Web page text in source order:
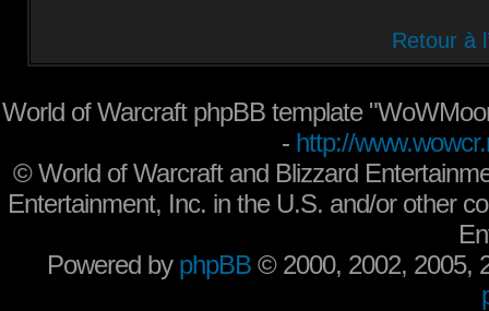
Retour à
World of Warcraft phpBB template
- http://
©World of Warcraft and Blizzard
Entertainment, Inc. in the U.S. and/or other
Powered by phpBB © 2000, 2002, 2005,